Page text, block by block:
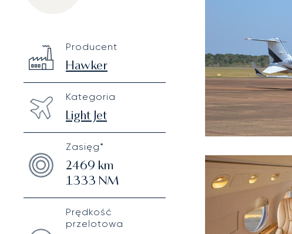
Technical specifications
Producent
Hawker
Kategoria
Light Jet
Zasięg*
2469 km
1333 NM
Prędkość
przelotowa